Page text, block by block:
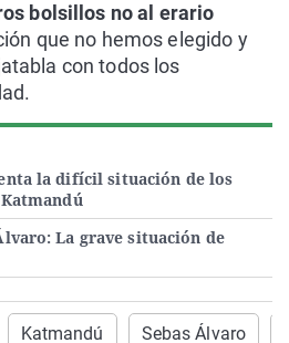
la difícil situación de los
La grave situación de
bolsillos no al erario
que no hemos elegido y
con todos los
Katmandú Sebas Álvaro